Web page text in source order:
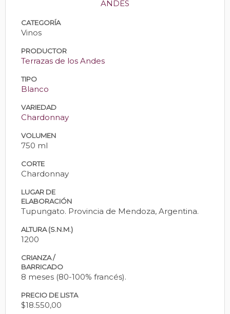
ANDES
CATEGORÍA
Vinos
PRODUCTOR
Terrazas de los Andes
TIPO
Blanco
VARIEDAD
Chardonnay
VOLUMEN
750 ml
CORTE
Chardonnay
LUGAR DE
ELABORACIÓN
Tupungato. Provincia de Mendoza, Argentina.
ALTURA (S.N.M.)
1200
CRIANZA /
BARRICADO
8 meses (80-100% francés).
PRECIO DE LISTA
$18.550,00